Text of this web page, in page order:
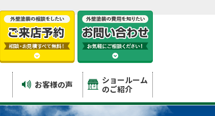
お客様の声
ショールーム
のご紹介